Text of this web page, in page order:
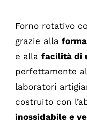
Forno rotativo
grazie alla
e alla facilità di
perfettamente
laboratori
costruito con
inossidabile e